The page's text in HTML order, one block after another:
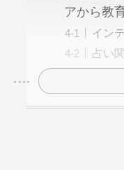
アから教
イン
占い